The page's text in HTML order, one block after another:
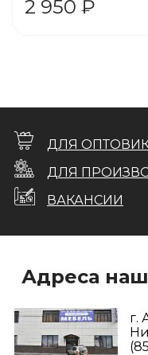
2 950 ₽
ДЛЯ
ДЛЯ
ВАКАНСИИ
Адреса
г.